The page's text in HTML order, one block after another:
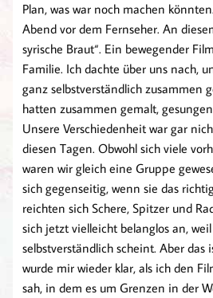
Plan, was war noch machen
Abend vor dem Fernseher. An
syrische Braut“. Ein bewegender
Familie. Ich dachte über uns nach,
ganz selbstverständlich zusammen
hatten zusammen gemalt,
Unsere Verschiedenheit war gar
diesen Tagen. Obwohl sich viele
waren wir gleich eine Gruppe
sich gegenseitig, wenn sie das
reichten sich Schere, Spitzer und
sich jetzt vielleicht belanglos an,
selbstverständlich scheint. Aber das
wurde mir wieder klar, als ich den
sah, in dem es um Grenzen in der